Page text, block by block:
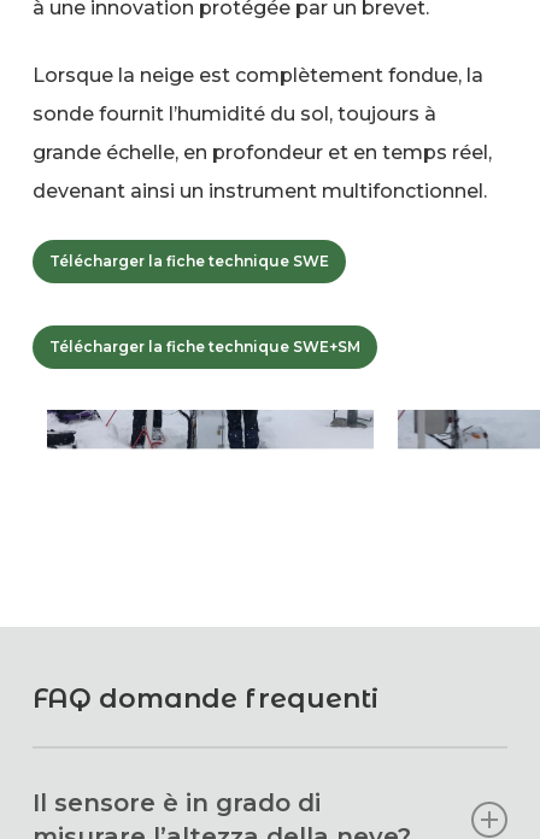
à une innovation protégée par un brevet.
Lorsque la neige est complètement fondue, la
sonde fournit l’humidité du sol, toujours à
grande échelle, en profondeur et en temps réel,
devenant ainsi un instrument multifonctionnel.
Télécharger la fiche technique SWE
Télécharger la fiche technique SWE+SM
FAQ domande frequenti
Il sensore è in grado di